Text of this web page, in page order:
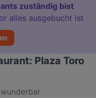
zuständig bist
alles ausgebucht ist
Plaza Toro